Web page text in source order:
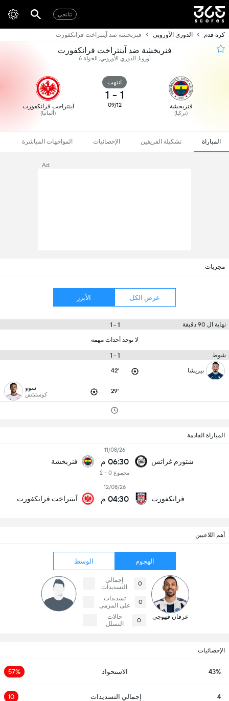
نتائجي
كرة قدم الدوري الأوروبي فنربخشة ضد آينتراخت فرانكفورت
فنربخشة ضد آينتراخت فرانكفورت
أوروبا, الدوري الأوروبي, الجولة 6
فنربخشة
(تركيا)
انتهت
1
-
1
09/12 آينتراخت فرانكفورت
(ألمانيا)
المباراة تشكيلة الفريقين الإحصائيات المواجهات المباشرة
Ad
مجريات
عرض الكل الأبرز
نهاية ال 90 دقيقة 1 - 1
لا توجد أحداث مهمة
شوط 1 - 1
بيريشا 42'
29' سوو
كوستيتش
المباراة القادمة
شتورم غراتس
11/08/26
06:30 م
مجموع 0 - 2
فنربخشة
فرانكفورت
12/08/26
04:30 م آينتراخت فرانكفورت
أهم اللاعبين
الهجوم الوسط
عرفان قهوجي
0
إجمالي
التسديدات
0
تسديدات
على المرمى
0
حالات
التسلل
الإحصائيات
43% الاستحواذ 57%
4 إجمالي التسديدات 10